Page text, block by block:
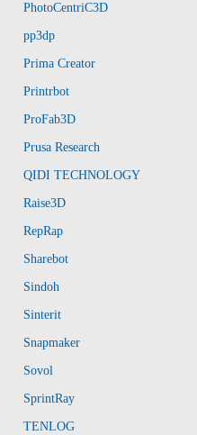
PhotoCentriC3D
pp3dp
Prima Creator
Printrbot
ProFab3D
Prusa Research
QIDI TECHNOLOGY
Raise3D
RepRap
Sharebot
Sindoh
Sinterit
Snapmaker
Sovol
SprintRay
TENLOG